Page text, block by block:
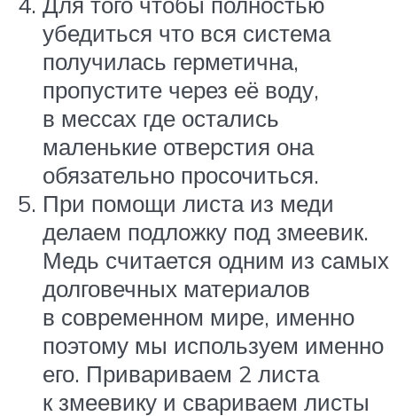
убедиться что вся система
получилась герметична,
пропустите через её воду,
в мессах где остались
маленькие отверстия она
обязательно просочиться.
При помощи листа из меди
делаем подложку под змеевик.
Медь считается одним из самых
долговечных материалов
в современном мире, именно
поэтому мы используем именно
его. Привариваем 2 листа
к змеевику и свариваем листы